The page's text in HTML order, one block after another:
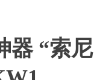
器 “索尼